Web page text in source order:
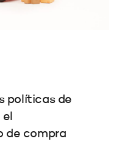
políticas de
el
de compra